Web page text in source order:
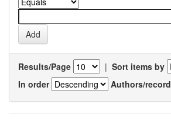
Results/Page | Sort items by
In order
Authors/record